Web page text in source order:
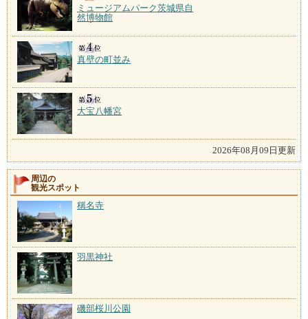
ミュージアムパーク茨城県自
然博物館
真壁の町並み
大宝八幡宮
2026年08月09日更新
周辺の
観光スポット
稱名寺
羽黒神社
磯部桜川公園